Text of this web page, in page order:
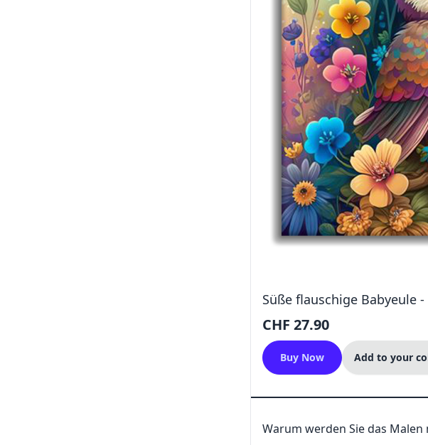
Süße flauschige Babyeule
CHF 27.90
Buy Now Add to your
Warum werden Sie das Malen